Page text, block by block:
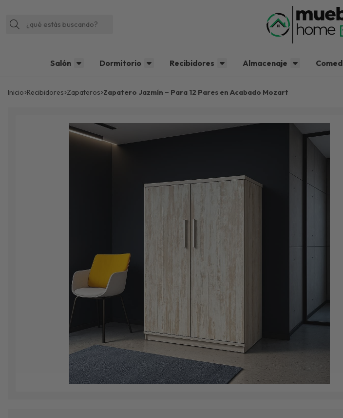
Buscar
Salón Dormitorio Recibidores Almacenaje
Inicio recibidores zapateros Zapatero Jazmín – Para 12 Pares en Acabado Mozart